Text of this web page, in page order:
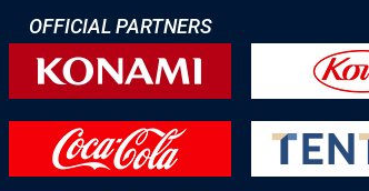
OFFICIAL PARTNERS